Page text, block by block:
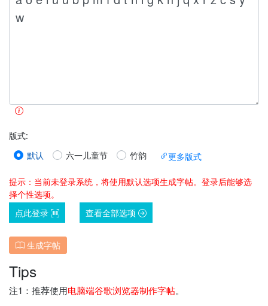
版式:
默认
六一儿童节 竹韵 更多版式
提示：当前未登录系统，将使用默认选项生成字帖。登录后能够选
择个性选项。
点此登录
查看全部选项
生成字帖
Tips
注1：推荐使用电脑端谷歌浏览器制作字帖。